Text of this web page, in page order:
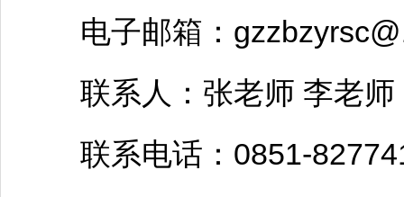
电子邮箱：
联系人：张老师 李老师
联系电话：0851-